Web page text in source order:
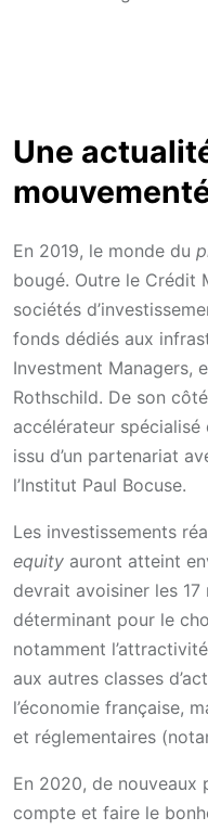
Une
En 2019, le monde du
bougé. Outre le Crédit
sociétés
fonds dédiés aux
Investment Managers,
Rothschild. De son
accélérateur spécialisé
issu d’un partenariat
l’Institut Paul Bocuse.
Les investissements
equity auront atteint
devrait avoisiner les
déterminant pour le
notamment
aux autres classes
l’économie française,
et réglementaires
En 2020, de nouveaux
compte et faire le